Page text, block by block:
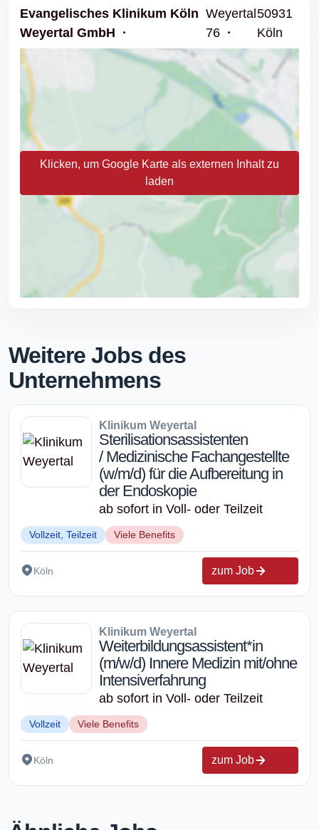
Evangelisches Klinikum Köln
Weyertal GmbH
Weyertal
76
50931
Köln
Klicken, um Google Karte als externen Inhalt zu
laden
Weitere Jobs des
Unternehmens
Klinikum Weyertal
Sterilisationsassistenten
/ Medizinische Fachangestellte
(w/m/d) für die Aufbereitung in
der Endoskopie
ab sofort in Voll- oder Teilzeit
Vollzeit, Teilzeit Viele Benefits
Köln zum Job
Klinikum Weyertal
Weiterbildungsassistent*in
(m/w/d) Innere Medizin mit/ohne
Intensiverfahrung
ab sofort in Voll- oder Teilzeit
Vollzeit Viele Benefits
Köln zum Job